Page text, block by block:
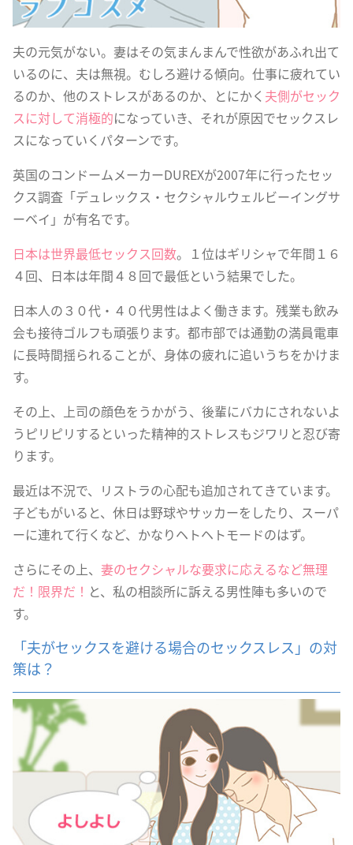
夫の元気がない。妻はその気まんまんで性欲があふれ出て
いるのに、夫は無視。むしろ避ける傾向。仕事に疲れてい
るのか、他のストレスがあるのか、とにかく 夫側がセック
スに対して消極的になっていき、それが原因でセックスレ
スになっていくパターンです。
英国のコンドームメーカーDUREXが2007年に行ったセッ
クス調査「デュレックス・セクシャルウェルビーイングサ
ーベイ」が有名です。
日本は世界最低セックス回数。１位はギリシャで年間１６
４回、日本は年間４８回で最低という結果でした。
日本人の３０代・４０代男性はよく働きます。残業も飲み
会も接待ゴルフも頑張ります。都市部では通勤の満員電車
に長時間揺られることが、身体の疲れに追いうちをかけま
す。
その上、上司の顔色をうかがう、後輩にバカにされないよ
うピリピリするといった精神的ストレスもジワリと忍び寄
ります。
最近は不況で、リストラの心配も追加されてきています。
子どもがいると、休日は野球やサッカーをしたり、スーパ
ーに連れて行くなど、かなりヘトヘトモードのはず。
さらにその上、 妻のセクシャルな要求に応えるなど無理
だ！限界だ！ と、私の相談所に訴える男性陣も多いので
す。
「夫がセックスを避ける場合のセックスレス」の対
策は？